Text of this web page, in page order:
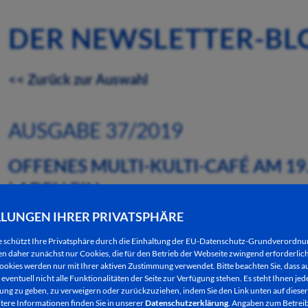
IHRER PRIVATSPHÄRE
schützt Ihre Privatsphäre durch die Einhaltung der EU-Datenschutz-
daher zunächst nur Cookies, die für den Betrieb der Webseite zwingend
werden nur mit Ihrer aktiven Zustimmung verwendet. Bitte beachten Sie, dass
nicht alle Funktionalitäten der Seite zur Verfügung stehen. Es steht Ihnen
zu geben, zu verweigern oder zurückzuziehen, indem Sie den Link unten auf
Informationen finden Sie in unsererDatenschutzerklärung. Angaben zum
DER NEWSLETTER-
<< Zurück zur Auswahl
AUSGABE 37/2019
OFFENES MULTI-KULTI-CAFÉ AM
LADEN EIN
10.09.2019
Das Mehrgenerationenhaus Dippelmühle,
von 15.00 Uhr bis 17.00 Uhr, herzlich zum